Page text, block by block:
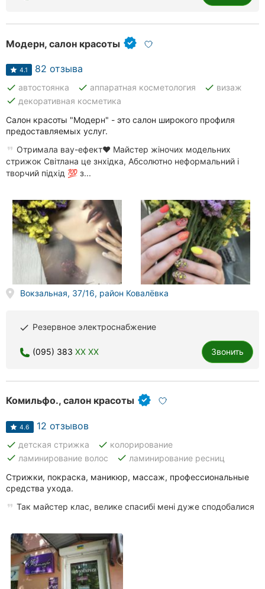
Модерн, салон красоты
4.1 82 отзыва
done автостоянка done аппаратная косметология done визаж
done декоративная косметика
Салон красоты "Модерн" - это салон широкого профиля
предоставляемых услуг.
Отримала вау-ефект❤️ Майстер жіночих модельних
стрижок Світлана це знхідка, Абсолютно неформальний і
творчий підхід 💯 з...
Вокзальная, 37/16, район Ковалёвка
done Резервное электроснабжение
(095) 383 XX XX Звонить
Комильфо., салон красоты
4.6 12 отзывов
done детская стрижка done колорирование
done ламинирование волос done ламинирование ресниц
Стрижки, покраска, маникюр, массаж, профессиональные
средства ухода.
Так майстер клас, велике спасибі мені дуже сподобалися